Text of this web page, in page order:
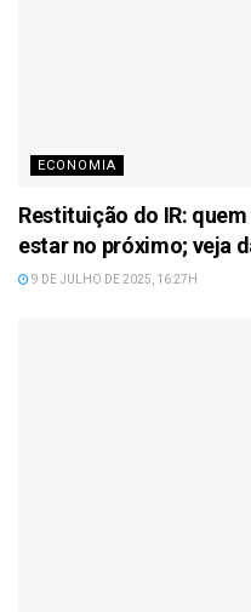
ECONOMIA
Restituição do IR:
estar no próximo; veja
9 DE JULHO DE 2025, 16:27H